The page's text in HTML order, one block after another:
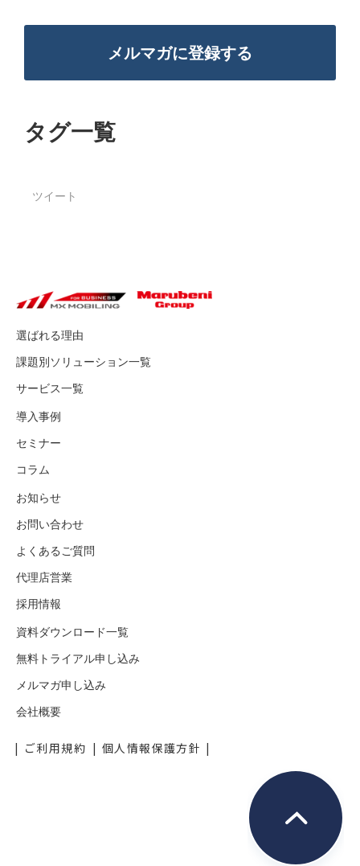
メルマガに登録する
タグ一覧
ツイート
選ばれる理由
課題別ソリューション一覧
サービス一覧
導入事例
セミナー
コラム
お知らせ
お問い合わせ
よくあるご質問
代理店営業
採用情報
資料ダウンロード一覧
無料トライアル申し込み
メルマガ申し込み
会社概要
ご利用規約 個人情報保護方針